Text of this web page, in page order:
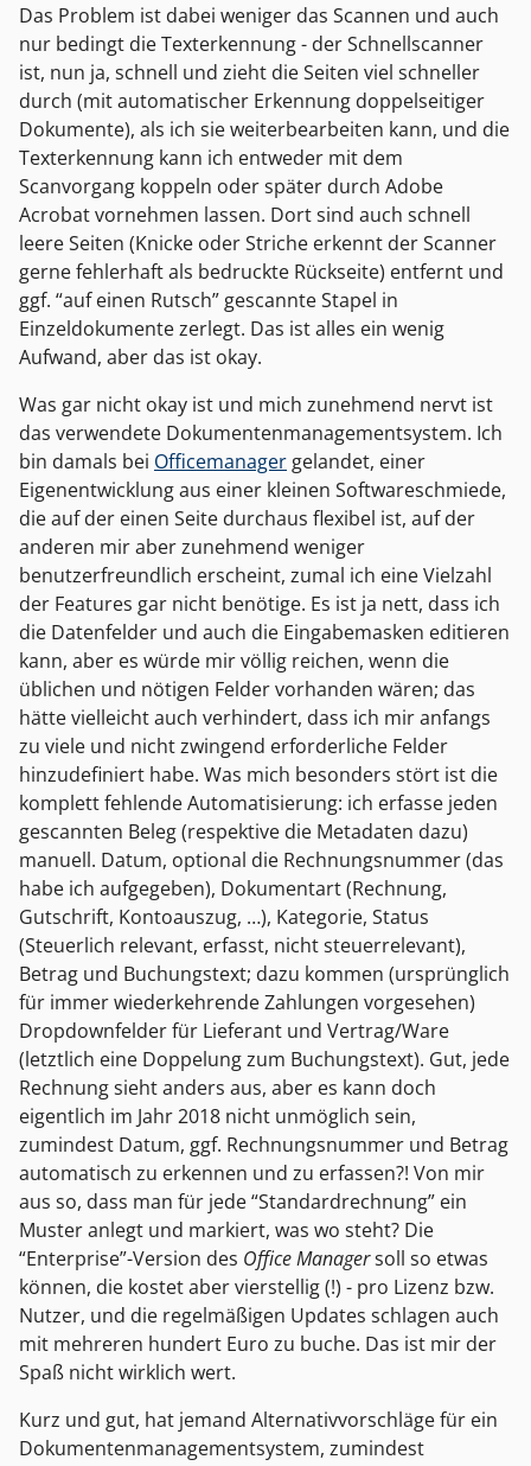
Das Problem ist dabei weniger das Scannen und auch
nur bedingt die Texterkennung - der Schnellscanner
ist, nun ja, schnell und zieht die Seiten viel schneller
durch (mit automatischer Erkennung doppelseitiger
Dokumente), als ich sie weiterbearbeiten kann, und die
Texterkennung kann ich entweder mit dem
Scanvorgang koppeln oder später durch Adobe
Acrobat vornehmen lassen. Dort sind auch schnell
leere Seiten (Knicke oder Striche erkennt der Scanner
gerne fehlerhaft als bedruckte Rückseite) entfernt und
ggf. “auf einen Rutsch” gescannte Stapel in
Einzeldokumente zerlegt. Das ist alles ein wenig
Aufwand, aber das ist okay.
Was gar nicht okay ist und mich zunehmend nervt ist
das verwendete Dokumentenmanagementsystem. Ich
bin damals bei Officemanager gelandet, einer
Eigenentwicklung aus einer kleinen Softwareschmiede,
die auf der einen Seite durchaus flexibel ist, auf der
anderen mir aber zunehmend weniger
benutzerfreundlich erscheint, zumal ich eine Vielzahl
der Features gar nicht benötige. Es ist ja nett, dass ich
die Datenfelder und auch die Eingabemasken editieren
kann, aber es würde mir völlig reichen, wenn die
üblichen und nötigen Felder vorhanden wären; das
hätte vielleicht auch verhindert, dass ich mir anfangs
zu viele und nicht zwingend erforderliche Felder
hinzudefiniert habe. Was mich besonders stört ist die
komplett fehlende Automatisierung: ich erfasse jeden
gescannten Beleg (respektive die Metadaten dazu)
manuell. Datum, optional die Rechnungsnummer (das
habe ich aufgegeben), Dokumentart (Rechnung,
Gutschrift, Kontoauszug, …), Kategorie, Status
(Steuerlich relevant, erfasst, nicht steuerrelevant),
Betrag und Buchungstext; dazu kommen (ursprünglich
für immer wiederkehrende Zahlungen vorgesehen)
Dropdownfelder für Lieferant und Vertrag/Ware
(letztlich eine Doppelung zum Buchungstext). Gut, jede
Rechnung sieht anders aus, aber es kann doch
eigentlich im Jahr 2018 nicht unmöglich sein,
zumindest Datum, ggf. Rechnungsnummer und Betrag
automatisch zu erkennen und zu erfassen?! Von mir
aus so, dass man für jede “Standardrechnung” ein
Muster anlegt und markiert, was wo steht? Die
“Enterprise”-Version des Office Managersoll so etwas
können, die kostet aber vierstellig (!) - pro Lizenz bzw.
Nutzer, und die regelmäßigen Updates schlagen auch
mit mehreren hundert Euro zu buche. Das ist mir der
Spaß nicht wirklich wert.
Kurz und gut, hat jemand Alternativvorschläge für ein
Dokumentenmanagementsystem, zumindest